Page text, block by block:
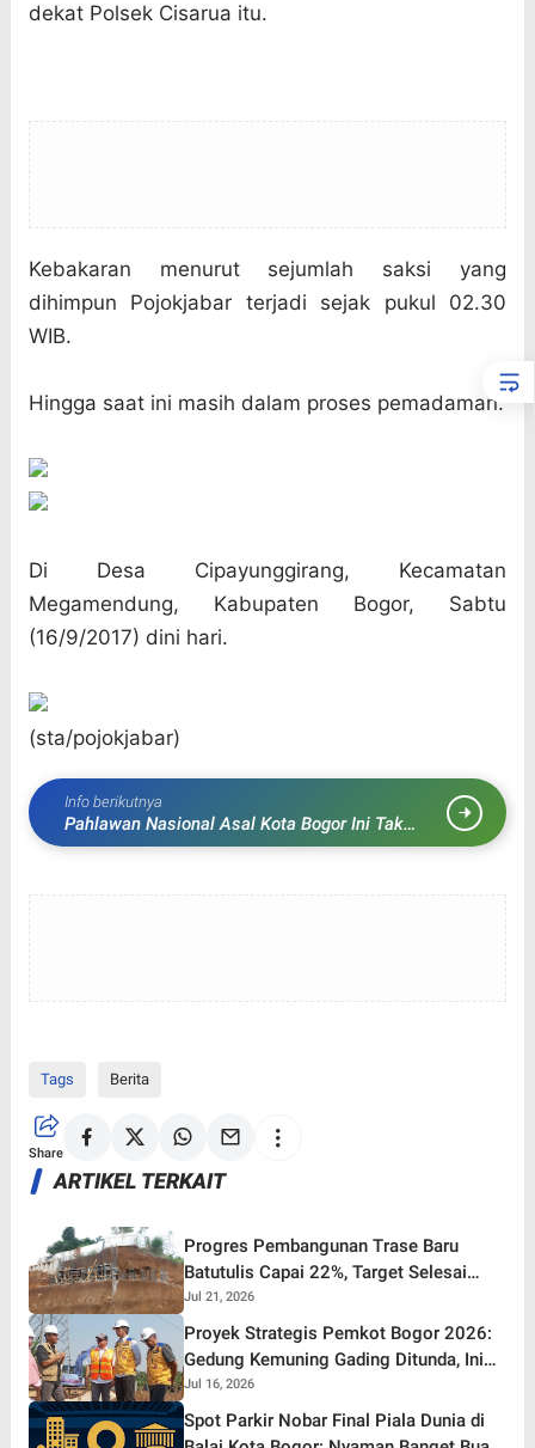
dekat Polsek Cisarua itu.
Kebakaran menurut sejumlah saksi yang
dihimpun Pojokjabar terjadi sejak pukul 02.30
WIB.
Hingga saat ini masih dalam proses pemadaman.
Di Desa Cipayunggirang, Kecamatan
Megamendung, Kabupaten Bogor, Sabtu
(16/9/2017) dini hari.
(sta/pojokjabar)
Info berikutnya
Pahlawan Nasional Asal Kota Bogor Ini Tak
Banyak Diketahui, Seperti ini Penuturan Sang
Tags Berita
Share
ARTIKEL TERKAIT
Progres Pembangunan Trase Baru
Batutulis Capai 22%, Target Selesai
Oktober 2026!
Jul 21, 2026
Proyek Strategis Pemkot Bogor 2026:
Gedung Kemuning Gading Ditunda, Ini
yang Tetap Gaspol!
Jul 16, 2026
Spot Parkir Nobar Final Piala Dunia di